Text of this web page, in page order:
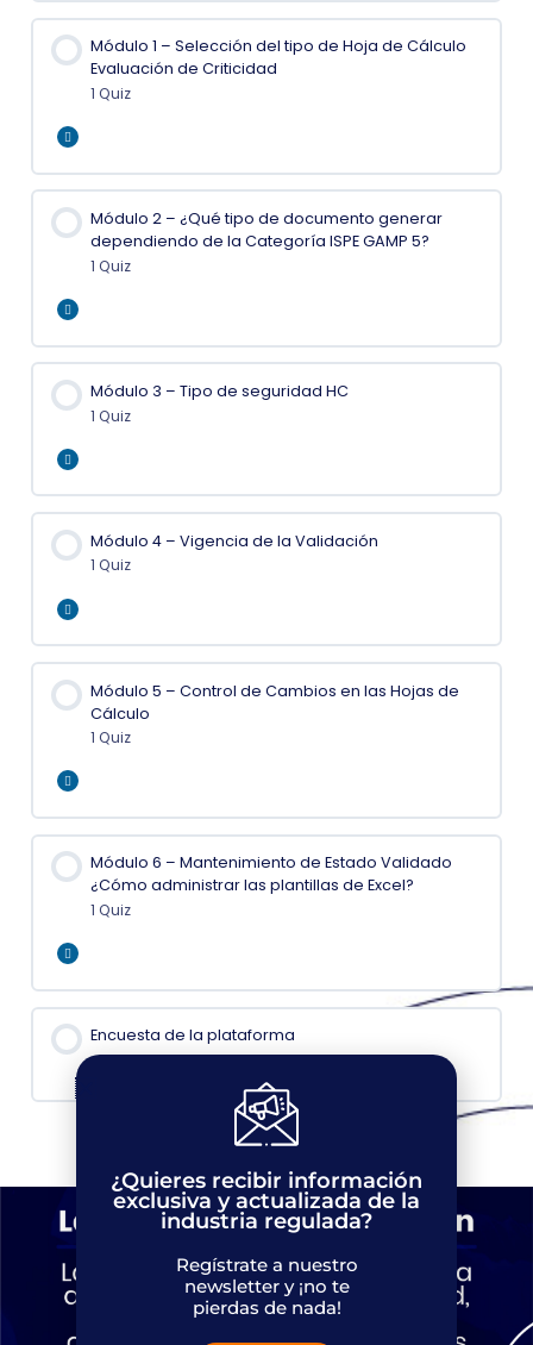
Módulo 1 – Selección del tipo de Hoja de Cálculo
Evaluación de Criticidad
1 Quiz
Módulo 2 – ¿Qué tipo de documento generar
dependiendo de la Categoría ISPE GAMP 5?
1 Quiz
Módulo 3 – Tipo de seguridad HC
1 Quiz
Módulo 4 – Vigencia de la Validación
1 Quiz
Módulo 5 – Control de Cambios en las Hojas de
Cálculo
1 Quiz
Módulo 6 – Mantenimiento de Estado Validado
¿Cómo administrar las plantillas de Excel?
1 Quiz
Encuesta de la plataforma
¿Quieres recibir información
exclusiva y actualizada de la
industria regulada?
Regístrate a nuestro
newsletter y ¡no te
pierdas de nada!